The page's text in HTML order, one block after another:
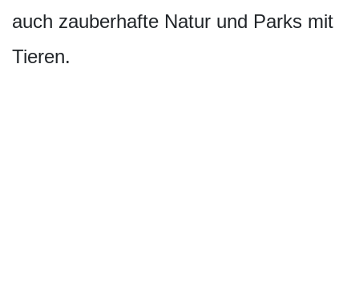
auch zauberhafte Natur und Parks mit
Tieren.